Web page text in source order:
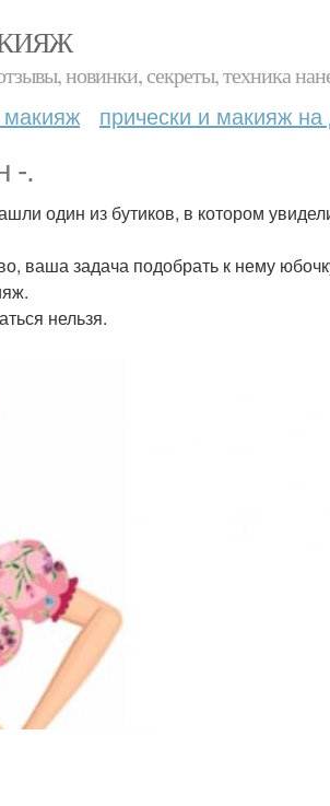
новинки, секреты, техника
макияж прически и макияж
-.
один из бутиков, в котором
ваша задача подобрать к нему
нельзя.